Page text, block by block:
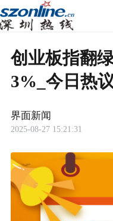
创业板指翻
3%_今日热议
界面新闻
2025-08-27 15:21:31